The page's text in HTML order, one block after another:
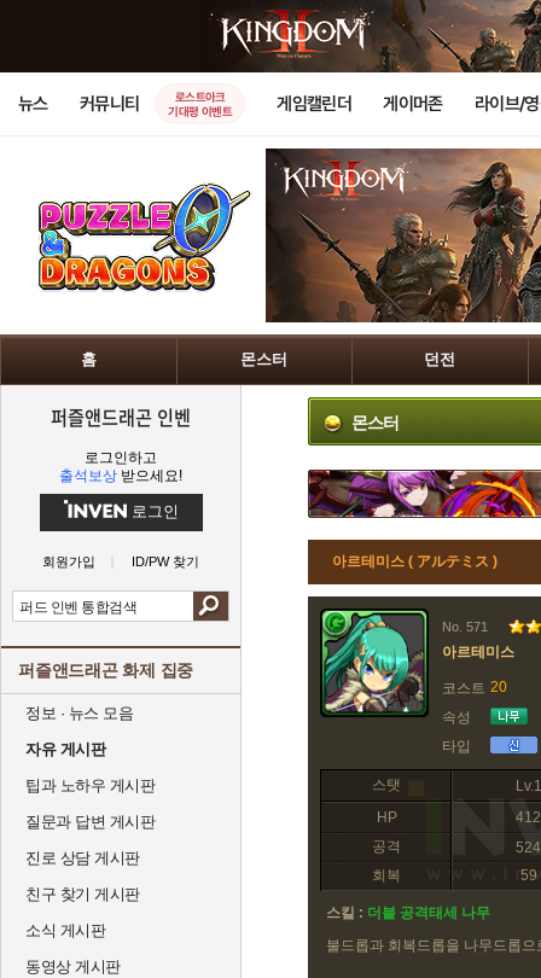
뉴스 커뮤니티
로스트아크
기대평 이벤트
게임캘린더 게이머존 라이브/
홈 몬스터 던전
퍼즐앤드래곤 인벤
로그인하고
출석보상 받으세요!
로그인
회원가입 ID/PW 찾기
퍼즐앤드래곤 화제 집중
정보 · 뉴스 모음
자유 게시판
팁과 노하우 게시판
질문과 답변 게시판
진로 상담 게시판
친구 찾기 게시판
소식 게시판
동영상 게시판
몬스터
아르테미스 ( アルテミス )
No. 571
아르테미스
코스트 20
속성
타입
스탯
Lv.1
HP
412
공격
524
회복
59
스킬 : 더블 공격태세 나무
불드롭과 회복드롭을 나무드롭으